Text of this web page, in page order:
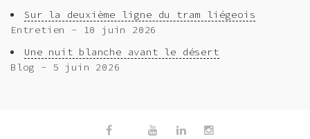
Sur la deuxième ligne du tram liégeois
Entretien - 10 juin 2026
Une nuit blanche avant le désert
Blog - 5 juin 2026